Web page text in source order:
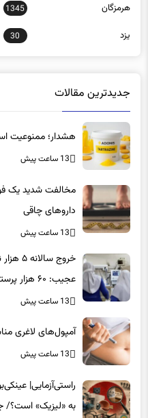
هرمزگان 1345
یزد 30
جدیدترین مقالات
هشدار؛ ممنوعیت
13 ساعت پیش
مخالفت شدید یک
داروهای چاقی
13 ساعت پیش
خروج
عجیب: ۶۰ هزار پرستار خانه‌نشین شدند؟
13 ساعت پیش
آمپول‌های لاغری
13 ساعت پیش
راستی‌آزمایی|
به «لیزیک» است؟/